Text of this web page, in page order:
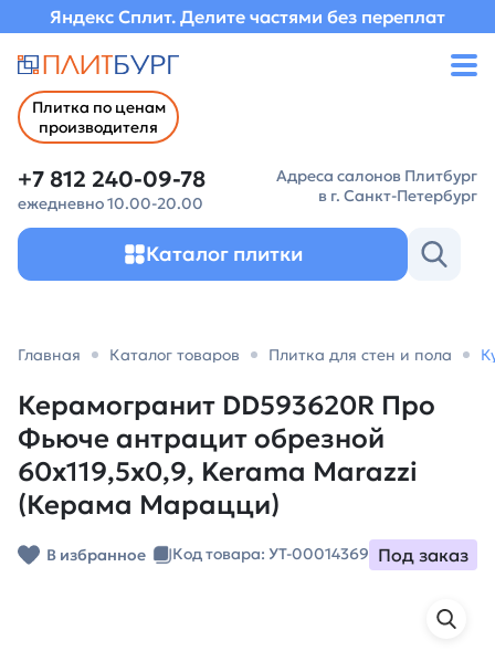
Яндекс Сплит. Делите частями без переплат
Плитка по ценам
производителя
+7 812 240-09-78
ежедневно 10.00-20.00
Адреса салонов Плитбург
в г. Санкт-Петербург
Каталог плитки
Главная Каталог товаров Плитка для стен и пола
Керамогранит DD593620R Про
Фьюче антрацит обрезной
60x119,5x0,9, Kerama Marazzi
(Керама Марацци)
В избранное Код товара: УТ-00014369 Под заказ